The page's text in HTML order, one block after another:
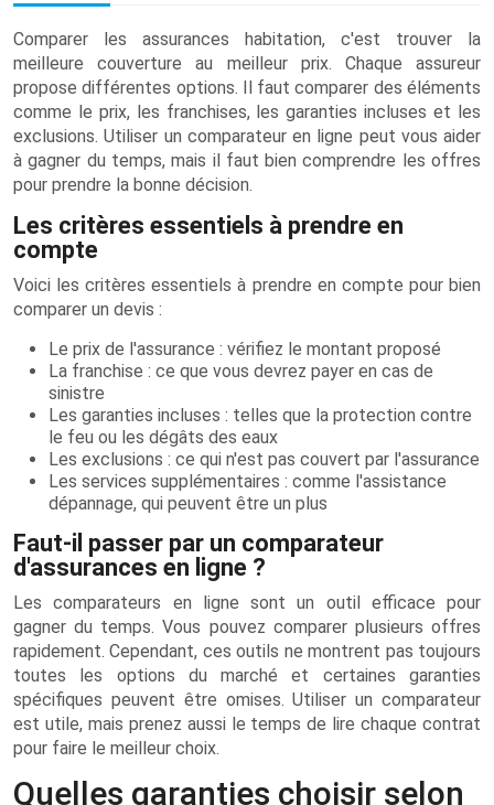
Comparer les assurances habitation, c'est trouver la
meilleure couverture au meilleur prix. Chaque assureur
propose différentes options. Il faut comparer des éléments
comme le prix, les franchises, les garanties incluses et les
exclusions. Utiliser un comparateur en ligne peut vous aider
à gagner du temps, mais il faut bien comprendre les offres
pour prendre la bonne décision.
Les critères essentiels à prendre en
compte
Voici les critères essentiels à prendre en compte pour bien
comparer un devis :
Le prix de l'assurance : vérifiez le montant proposé
La franchise : ce que vous devrez payer en cas de
sinistre
Les garanties incluses : telles que la protection contre
le feu ou les dégâts des eaux
Les exclusions : ce qui n'est pas couvert par l'assurance
Les services supplémentaires : comme l'assistance
dépannage, qui peuvent être un plus
Faut-il passer par un comparateur
d'assurances en ligne ?
Les comparateurs en ligne sont un outil efficace pour
gagner du temps. Vous pouvez comparer plusieurs offres
rapidement. Cependant, ces outils ne montrent pas toujours
toutes les options du marché et certaines garanties
spécifiques peuvent être omises. Utiliser un comparateur
est utile, mais prenez aussi le temps de lire chaque contrat
pour faire le meilleur choix.
Quelles garanties choisir selon